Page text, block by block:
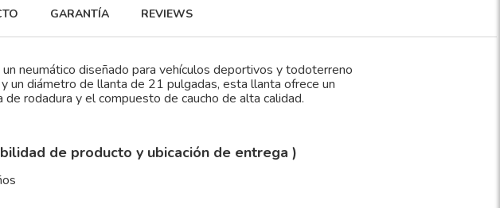
GARANTÍA REVIEWS
neumático diseñado para vehículos deportivos y todoterreno
un diámetro de llanta de 21 pulgadas, esta llanta ofrece un
rodadura y el compuesto de caucho de alta calidad.
de producto y ubicación de entrega )